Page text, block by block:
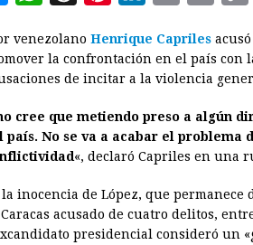
s
s
n
g
r
a
t
A
p
r
e
d
s
n
t
r
e
t
n
k
d
I
a
i
i
n
i
venezolano Henrique Capriles
la confrontación en el país con
de incitar a la violencia
cree que metiendo preso a algún
país. No se va a acabar el problema
«, declaró Capriles en una
inocencia de López, que
acusado de cuatro delitos,
presidencial consideró un